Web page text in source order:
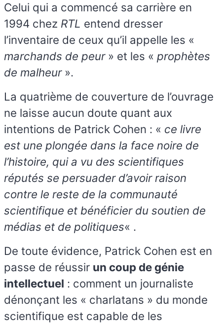
Celui qui a commencé sa carrière en
1994 chez RTL entend dresser
l’inventaire de ceux qu’il appelle les «
marchands de peur » et les « prophètes
de malheur».
La quatrième de couverture de l’ouvrage
ne laisse aucun doute quant aux
intentions de Patrick Cohen : « ce livre
est une plongée dans la face noire de
l’histoire, qui a vu des scientifiques
réputés se persuader d’avoir raison
contre le reste de la communauté
scientifique et bénéficier du soutien de
médias et de politiques« .
De toute évidence, Patrick Cohen est en
passe de réussir un coup de génie
intellectuel : comment un journaliste
dénonçant les « charlatans » du monde
scientifique est capable de les